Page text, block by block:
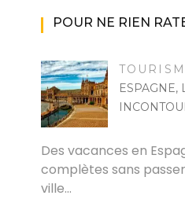
POUR NE RIEN
ESPAGNE,
Des vacances en
complètes sans passer
ville…